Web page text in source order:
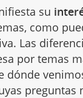
su
como
Las
por temas
dónde
preguntas